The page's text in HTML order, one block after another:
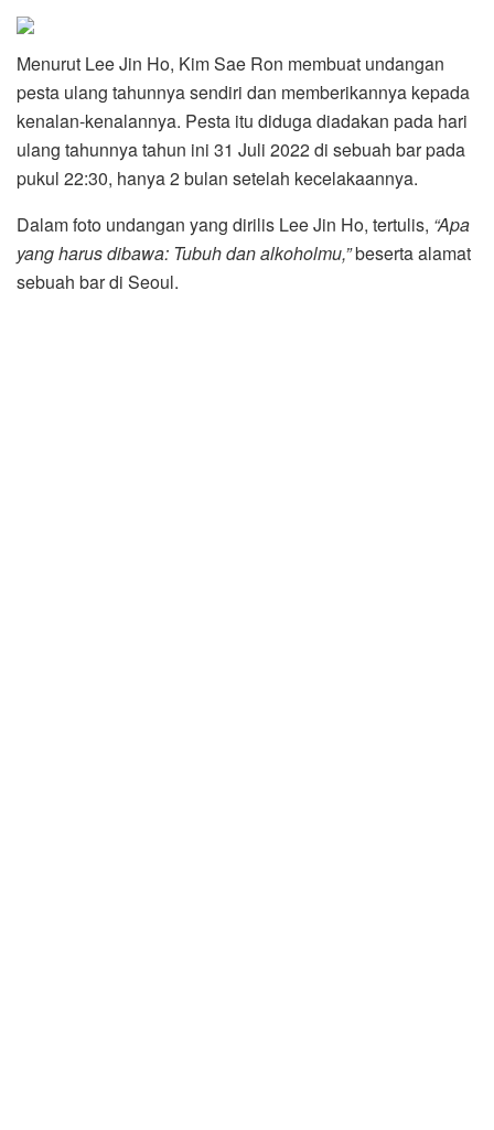
Menurut Lee Jin Ho, Kim Sae Ron membuat undangan
pesta ulang tahunnya sendiri dan memberikannya kepada
kenalan-kenalannya. Pesta itu diduga diadakan pada hari
ulang tahunnya tahun ini 31 Juli 2022 di sebuah bar pada
pukul 22:30, hanya 2 bulan setelah kecelakaannya.
Dalam foto undangan yang dirilis Lee Jin Ho, tertulis, “Apa
yang harus dibawa: Tubuh dan alkoholmu,”beserta alamat
sebuah bar di Seoul.